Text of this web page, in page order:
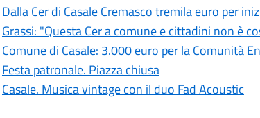
Dalla Cer di Casale Cremasco tremila euro per
Grassi: "Questa Cer a comune e cittadini non è
Comune di Casale: 3.000 euro per la Comunità
Festa patronale. Piazza chiusa
Casale. Musica vintage con il duo Fad Acoustic